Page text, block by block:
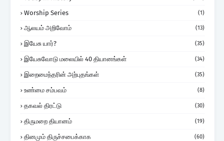
Worship Series (1)
ஆலயம் அறிவோம் (13)
இயேசு யார்? (35)
இயேசுவோடு மலையில் 40 தியானங்கள் (34)
இறைமைந்தரின் அற்புதங்கள் (35)
உண்மை சம்பவம் (8)
தகவல் திரட்டு (30)
திருமறை தியானம் (19)
தினமும் திருச்சபைக்காக (60)